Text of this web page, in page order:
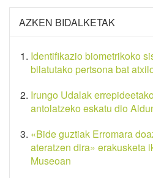
AZKEN BIDALKETAK
Identifikazio biometrikoko
bilatutako pertsona bat
Irungo Udalak
antolatzeko eskatu dio
«Bide guztiak Erromara
ateratzen dira» erakusketa
Museoan